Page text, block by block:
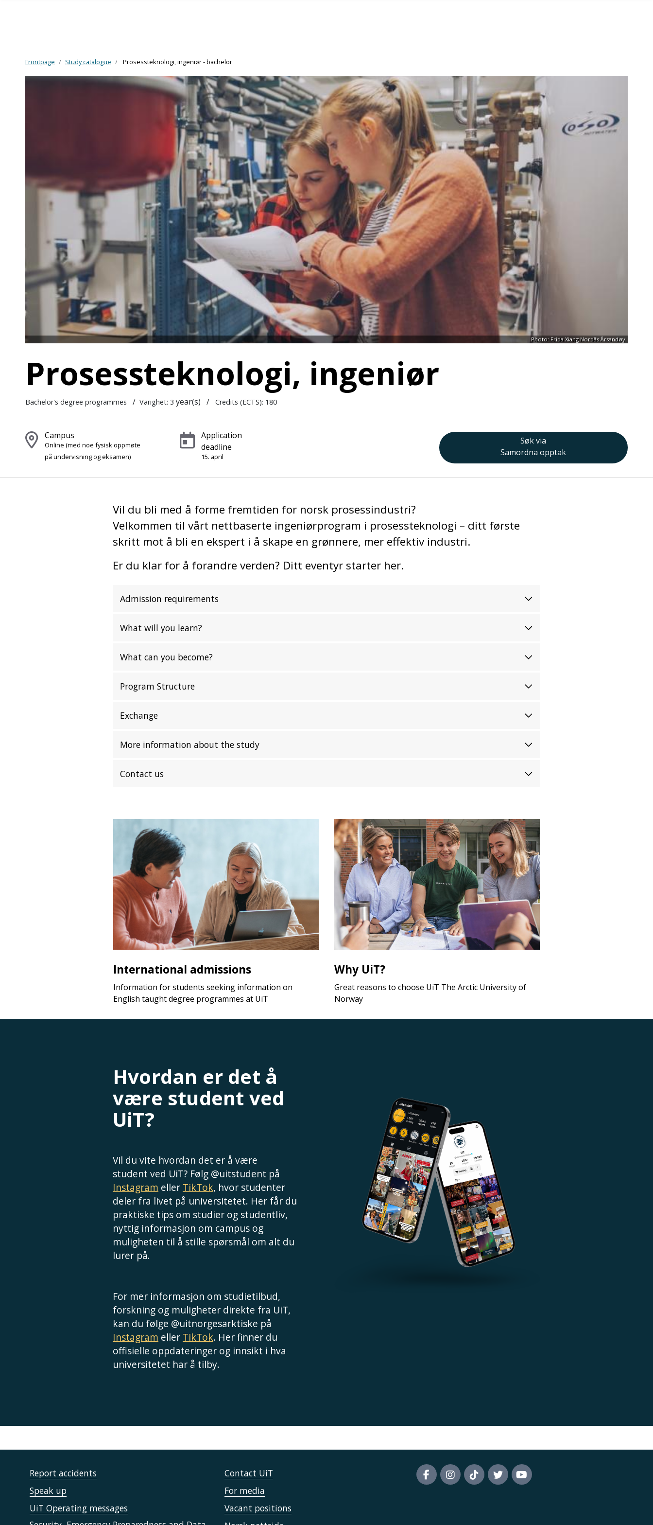
Skip to main content
Frontpage Study catalogue Prosessteknologi, ingeniør - bachelor
Photo: Frida Xiang Nordås Årsandøy
Prosessteknologi, ingeniør
Bachelor's degree programmes / Varighet: 3 year(s) / Credits (ECTS): 180
Campus
Online (med noe fysisk oppmøte
på undervisning og eksamen)
Application
deadline
15. april
Søk via
Samordna opptak
Vil du bli med å forme fremtiden for norsk prosessindustri?
Velkommen til vårt nettbaserte ingeniørprogram i prosessteknologi – ditt første
skritt mot å bli en ekspert i å skape en grønnere, mer effektiv industri.
Er du klar for å forandre verden? Ditt eventyr starter her.
Admission requirements
What will you learn?
What can you become?
Program Structure
Exchange
More information about the study
Contact us
International admissions
Information for students seeking information on
English taught degree programmes at UiT
Why UiT?
Great reasons to choose UiT The Arctic University of
Norway
Hvordan er det å
være student ved
UiT?
Vil du vite hvordan det er å være
student ved UiT? Følg @uitstudent på
Instagram eller TikTok, hvor studenter
deler fra livet på universitetet. Her får du
praktiske tips om studier og studentliv,
nyttig informasjon om campus og
muligheten til å stille spørsmål om alt du
lurer på.
For mer informasjon om studietilbud,
forskning og muligheter direkte fra UiT,
kan du følge @uitnorgesarktiske på
Instagram eller TikTok. Her finner du
offisielle oppdateringer og innsikt i hva
universitetet har å tilby.
Report accidents
Speak up
UiT Operating messages
Contact UiT
For media
Vacant positions